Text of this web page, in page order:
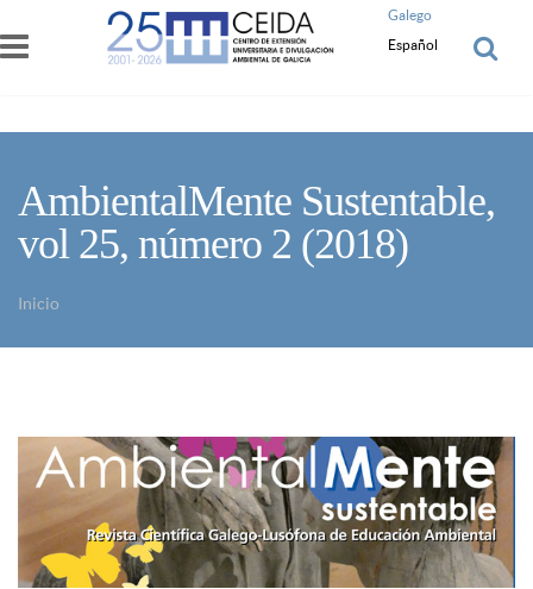
Pasar al contenido principal
Galego
Español
AmbientalMente Sustentable,
vol 25, número 2 (2018)
Inicio